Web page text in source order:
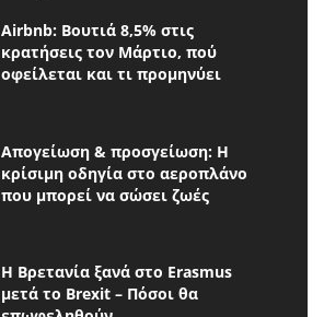
Airbnb: Βουτιά 8,5% στις
κρατήσεις τον Μάρτιο, πού
οφείλεται και τι προμηνύει
Απογείωση & προσγείωση: Η
κρίσιμη οδηγία στο αεροπλάνο
που μπορεί να σώσει ζωές
Η Βρετανία ξανά στο Erasmus
μετά το Brexit – Πόσοι θα